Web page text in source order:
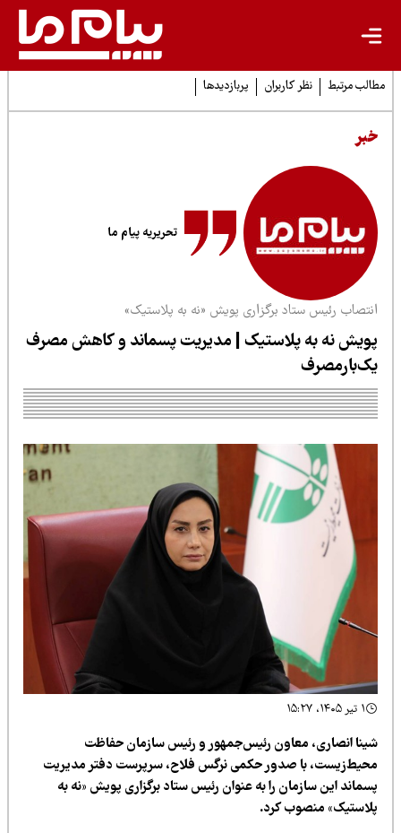
مرتبط نظر کاربران پربازدیدها
تحریریه پیام ما
رئیس ستاد برگزاری پویش «نه به پلاستیک»
نه به پلاستیک | مدیریت پسماند و کاهش مصرف
انصاری، معاون رئیس‌جمهور و رئیس سازمان حفاظت
با صدور حکمی نرگس فلاح، سرپرست دفتر مدیریت
این سازمان را به عنوان رئیس ستاد برگزاری پویش «نه به
منصوب کرد.